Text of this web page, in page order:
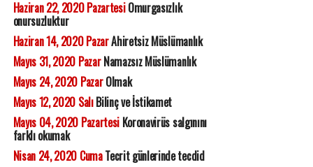
Haziran 22, 2020 PazartesiOmurgasızlık
onursuzluktur
Haziran 14, 2020 PazarAhiretsiz Müslümanlık
Mayıs 31, 2020 PazarNamazsız Müslümanlık
Mayıs 24, 2020 PazarOlmak
Mayıs 12, 2020 SalıBilinç ve İstikamet
Mayıs 04, 2020 PazartesiKoronavirüs salgınını
farklı okumak
Nisan 24, 2020 CumaTecrit günlerinde tecdid